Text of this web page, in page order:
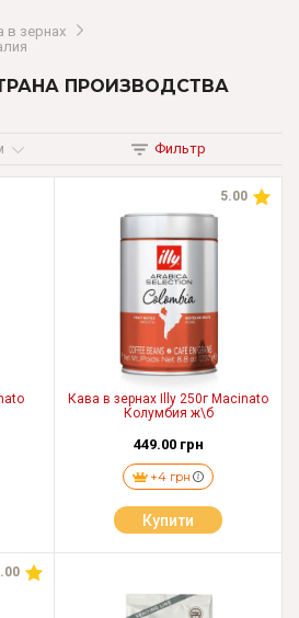
в зернах
ПРОИЗВОДСТВА
Фильтр
5.00
Кава в зернах Illy 250г Macinato
Колумбия ж\б
449.00 грн
+4 грн
Купити